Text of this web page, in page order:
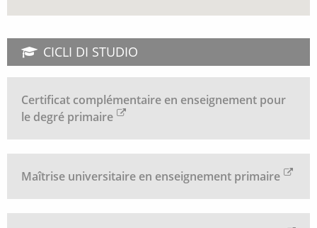
CICLI DI STUDIO
Certificat complémentaire en enseignement pour
le degré primaire
Maîtrise universitaire en enseignement primaire